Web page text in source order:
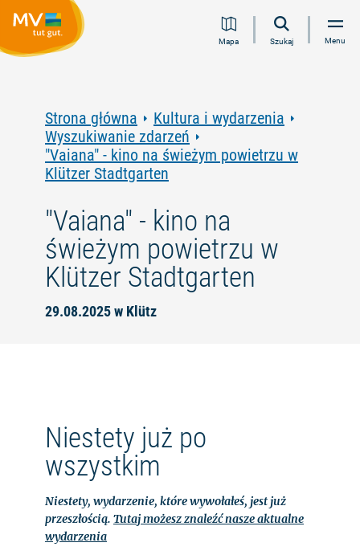
Przejdź
Przejdź
Przejdź
Przejdź
Mapa Szukaj Menu
Strona główna
Kultura i wydarzenia
Wyszukiwanie zdarzeń
"Vaiana" - kino na świeżym powietrzu w
Klützer Stadtgarten
"Vaiana" - kino na
świeżym powietrzu w
Klützer Stadtgarten
29.08.2025 w Klütz
Niestety już po
wszystkim
Niestety, wydarzenie, które wywołałeś, jest już
przeszłością. Tutaj możesz znaleźć nasze aktualne
wydarzenia